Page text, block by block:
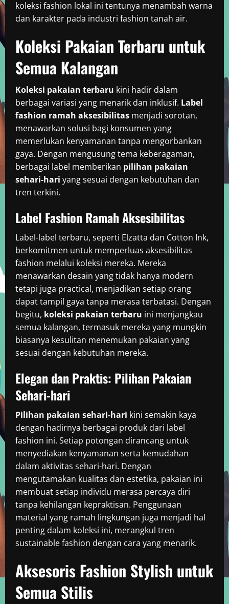
koleksi fashion lokal ini tentunya menambah warna
dan karakter pada industri fashion tanah air.
Koleksi Pakaian Terbaru untuk
Semua Kalangan
Koleksi pakaian terbaru kini hadir dalam
berbagai variasi yang menarik dan inklusif. Label
fashion ramah aksesibilitas menjadi sorotan,
menawarkan solusi bagi konsumen yang
memerlukan kenyamanan tanpa mengorbankan
gaya. Dengan mengusung tema keberagaman,
berbagai label memberikan pilihan pakaian
sehari-hari yang sesuai dengan kebutuhan dan
tren terkini.
Label Fashion Ramah Aksesibilitas
Label-label terbaru, seperti Elzatta dan Cotton Ink,
berkomitmen untuk memperluas aksesibilitas
fashion melalui koleksi mereka. Mereka
menawarkan desain yang tidak hanya modern
tetapi juga practical, menjadikan setiap orang
dapat tampil gaya tanpa merasa terbatasi. Dengan
begitu, koleksi pakaian terbaru ini menjangkau
semua kalangan, termasuk mereka yang mungkin
biasanya kesulitan menemukan pakaian yang
sesuai dengan kebutuhan mereka.
Elegan dan Praktis: Pilihan Pakaian
Sehari-hari
Pilihan pakaian sehari-hari kini semakin kaya
dengan hadirnya berbagai produk dari label
fashion ini. Setiap potongan dirancang untuk
menyediakan kenyamanan serta kemudahan
dalam aktivitas sehari-hari. Dengan
mengutamakan kualitas dan estetika, pakaian ini
membuat setiap individu merasa percaya diri
tanpa kehilangan kepraktisan. Penggunaan
material yang ramah lingkungan juga menjadi hal
penting dalam koleksi ini, merangkul tren
sustainable fashion dengan cara yang menarik.
Aksesoris Fashion Stylish untuk
Semua Stilis